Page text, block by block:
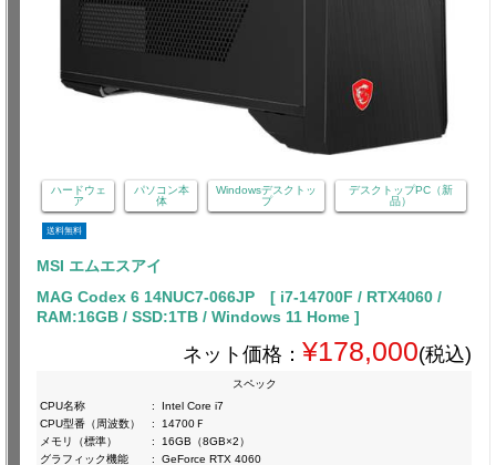
ハードウェ
ア
パソコン本
体
Windowsデスクトッ
プ
デスクトップPC（新
品）
送料無料
MSI エムエスアイ
MAG Codex 6 14NUC7-066JP [ i7-14700F / RTX4060 /
RAM:16GB / SSD:1TB / Windows 11 Home ]
ネット価格： ¥178,000(税込)
スペック
CPU名称
:
Intel Core i7
CPU型番（周波数）
:
14700Ｆ
メモリ（標準）
:
16GB（8GB×2）
グラフィック機能
:
GeForce RTX 4060